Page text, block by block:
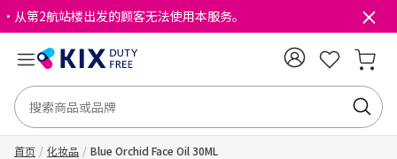
・从第2航站楼出发的顾客无法使用本服务。
首页 化妆品 Blue Orchid Face Oil 30ML